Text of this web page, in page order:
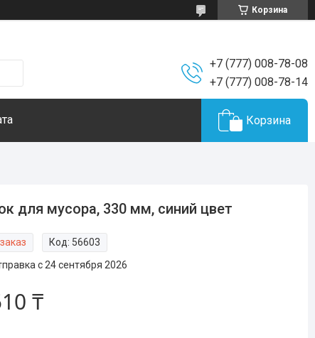
Корзина
+7 (777) 008-78-08
+7 (777) 008-78-14
Корзина
для мусора, 330 мм, синий цвет
Код: 56603
с 24 сентября 2026
₸